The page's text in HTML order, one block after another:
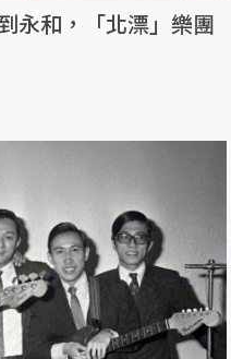
永和，「北漂」樂團